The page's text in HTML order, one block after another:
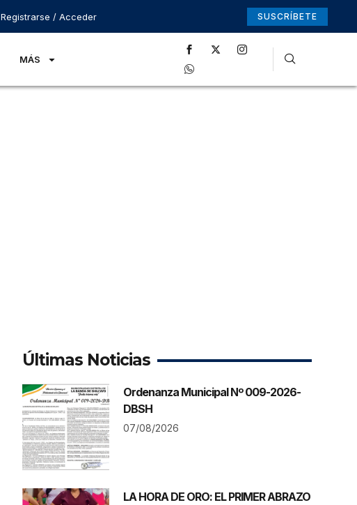
Registrarse / Acceder SUSCRÍBETE
MÁS
Últimas Noticias
Ordenanza Municipal Nº 009-2026-
DBSH
07/08/2026
LA HORA DE ORO: EL PRIMER ABRAZO